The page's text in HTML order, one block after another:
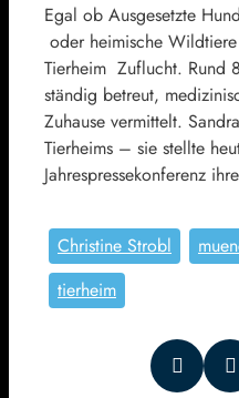
Egal ob Ausgesetzte
oder heimische
Tierheim Zuflucht. Rund
ständig betreut,
Zuhause vermittelt.
Tierheims – sie stellte
Jahrespressekonferenz
Christine Strobl
tierheim